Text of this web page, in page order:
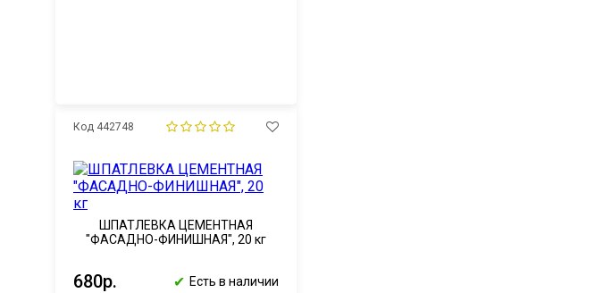
Код 442748
ШПАТЛЕВКА ЦЕМЕНТНАЯ
"ФАСАДНО-ФИНИШНАЯ", 20 кг
680р. ✔ Есть в наличии